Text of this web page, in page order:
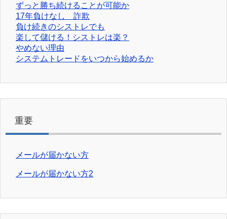
ずっと勝ち続けることが可能か
17年負けなし 詐欺
負け続きのシストレでも
楽して儲ける！シストレは楽？
やめない理由
システムトレードをいつから始めるか
重要
メールが届かない方
メールが届かない方2